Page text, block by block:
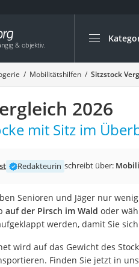
Die
Drogerie
Inhalator
Haarschneider
Rollator
Katzenklappe
Masturbator
Mobilitätshilfen Sitzstock
2026
mit Sitz im
Redakteurin schreibt über:
Senioren und Jäger nur
auf der Pirsch im Wald oder
werden, damit Sie sich
wird auf das Gewicht des
Finden Sie jetzt in